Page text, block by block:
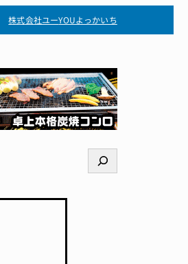
株式会社ユーYOUよっかいち
検
索